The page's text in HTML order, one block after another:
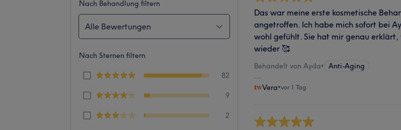
Nach Behandlung filtern
Alle Bewertungen
Nach Sternen filtern
82
9
2
Das war meine erste kosmetische
angetroffen. Ich habe mich sofort bei
wohl gefühlt. Sie hat mir genau
wieder 🥰
Behandelt von Ayda• Anti-Aging
Vera•vor 1 Tag